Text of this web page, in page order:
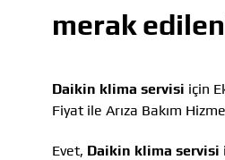
merak
Daikin klima servisi için
Fiyat ile Arıza Bakım
Evet, Daikin klima servisi